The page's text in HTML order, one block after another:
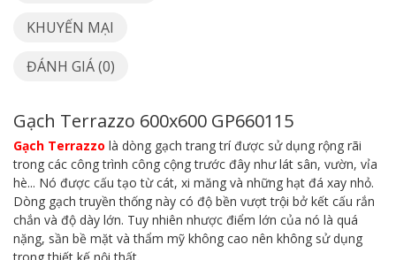
KHUYẾN MẠI
ĐÁNH GIÁ (0)
Gạch Terrazzo 600x600 GP660115
Gạch Terrazzo là dòng gạch trang trí được sử dụng rộng rãi
trong các công trình công cộng trước đây như lát sân, vườn, vỉa
hè... Nó được cấu tạo từ cát, xi măng và những hạt đá xay nhỏ.
Dòng gạch truyền thống này có độ bền vượt trội bở kết cấu rắn
chắn và độ dày lớn. Tuy nhiên nhược điểm lớn của nó là quá
nặng, sần bề mặt và thẩm mỹ không cao nên không sử dụng